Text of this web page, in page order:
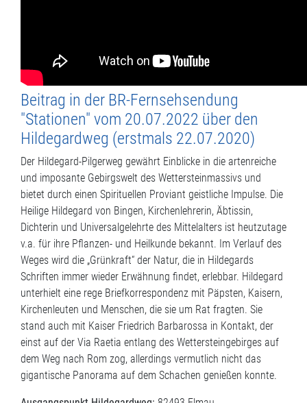
Beitrag in der BR-Fernsehsendung
"Stationen" vom 20.07.2022 über den
Hildegardweg (erstmals 22.07.2020)
Der Hildegard-Pilgerweg gewährt Einblicke in die artenreiche
und imposante Gebirgswelt des Wettersteinmassivs und
bietet durch einen Spirituellen Proviant geistliche Impulse. Die
Heilige Hildegard von Bingen, Kirchenlehrerin, Äbtissin,
Dichterin und Universalgelehrte des Mittelalters ist heutzutage
v.a. für ihre Pflanzen- und Heilkunde bekannt. Im Verlauf des
Weges wird die „Grünkraft“ der Natur, die in Hildegards
Schriften immer wieder Erwähnung findet, erlebbar. Hildegard
unterhielt eine rege Briefkorrespondenz mit Päpsten, Kaisern,
Kirchenleuten und Menschen, die sie um Rat fragten. Sie
stand auch mit Kaiser Friedrich Barbarossa in Kontakt, der
einst auf der Via Raetia entlang des Wettersteingebirges auf
dem Weg nach Rom zog, allerdings vermutlich nicht das
gigantische Panorama auf dem Schachen genießen konnte.